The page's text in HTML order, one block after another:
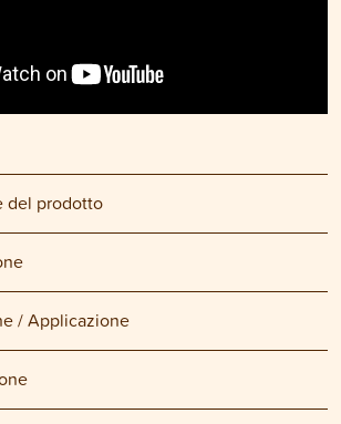
del prodotto
/ Applicazione